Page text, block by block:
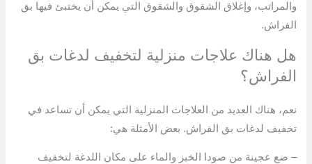
والمراتب، وإغلاق الشقوق والشقوق التي يمكن أن يختبئ فيها بق
الفراش.
هل هناك علاجات منزلية لتخفيف لدغات بق
الفراش؟
نعم، هناك العديد من العلاجات المنزلية التي يمكن أن تساعد في
تخفيف لدغات بق الفراش. بعض الأمثلة هي:
– ضع عجينة من صودا الخبز والماء على مكان اللدغة لتخفيف